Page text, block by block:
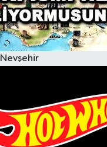
Nevşehir